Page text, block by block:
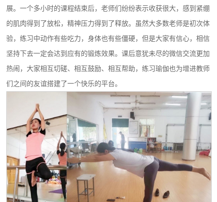
展。一个多小时的课程结束后，老师们纷纷表示收获很大，感到紧绷
的肌肉得到了放松，精神压力得到了释放。虽然大多数老师是初次体
验，练习中动作有些吃力，身体也有些僵硬，但是大家有信心，相信
坚持下去一定会达到应有的锻炼效果。课后意犹未尽的微信交流更加
热闹，大家相互切磋、相互鼓励、相互帮助，练习瑜伽也为增进教师
们之间的友谊搭建了一个快乐的平台。